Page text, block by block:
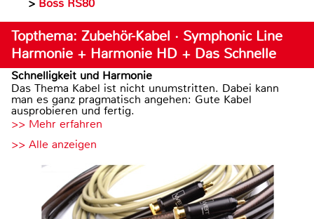
> Boss RS80
Topthema: Zubehör-Kabel · Symphonic Line
Harmonie + Harmonie HD + Das Schnelle
Schnelligkeit und Harmonie
Das Thema Kabel ist nicht unumstritten. Dabei kann
man es ganz pragmatisch angehen: Gute Kabel
ausprobieren und fertig.
>> Mehr erfahren
>> Alle anzeigen